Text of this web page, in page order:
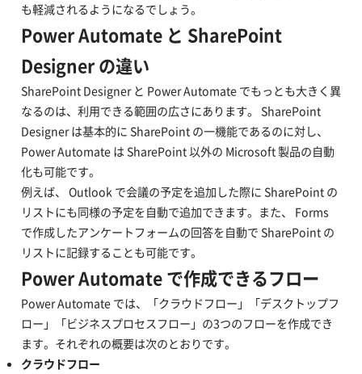
も軽減されるようになるでしょう。
Power Automate と SharePoint
Designer の違い
SharePoint Designer と Power Automate でもっとも大きく異
なるのは、利用できる範囲の広さにあります。 SharePoint
Designer は基本的に SharePoint の一機能であるのに対し、
Power Automate は SharePoint 以外の Microsoft 製品の自動
化も可能です。
例えば、 Outlook で会議の予定を追加した際に SharePoint の
リストにも同様の予定を自動で追加できます。また、 Forms
で作成したアンケートフォームの回答を自動で SharePoint の
リストに記録することも可能です。
Power Automate で作成できるフロー
Power Automate では、「クラウドフロー」「デスクトップフ
ロー」「ビジネスプロセスフロー」の3つのフローを作成でき
ます。それぞれの概要は次のとおりです。
クラウドフロー